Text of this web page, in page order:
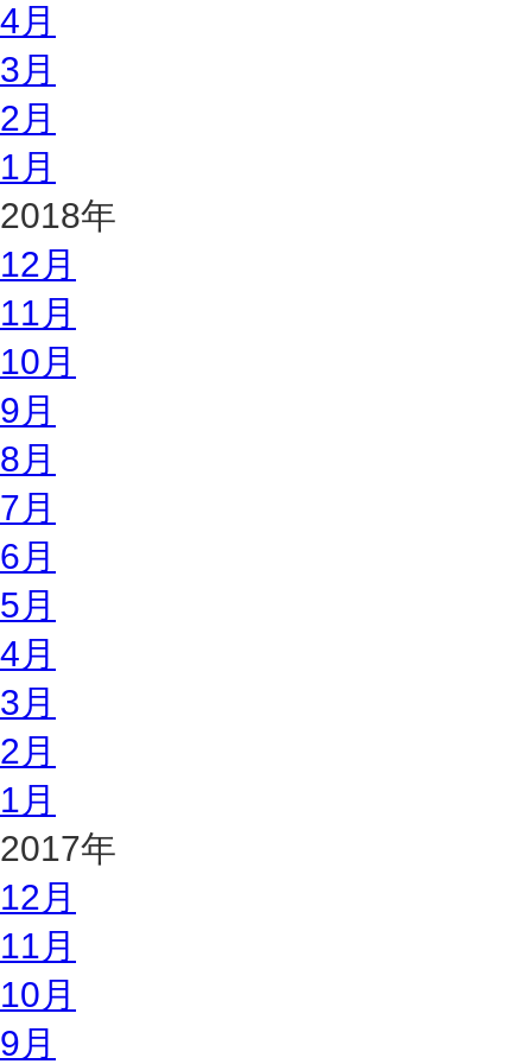
4月
3月
2月
1月
2018年
12月
11月
10月
9月
8月
7月
6月
5月
4月
3月
2月
1月
2017年
12月
11月
10月
9月